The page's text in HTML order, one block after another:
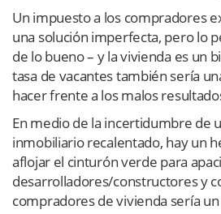
Un impuesto a los compradores
una solución imperfecta, pero lo
de lo bueno – y la vivienda es un
tasa de vacantes también sería
hacer frente a los malos
En medio de la incertidumbre de
inmobiliario recalentado, hay un
aflojar el cinturón verde para
desarrolladores/constructores y
compradores de vivienda sería